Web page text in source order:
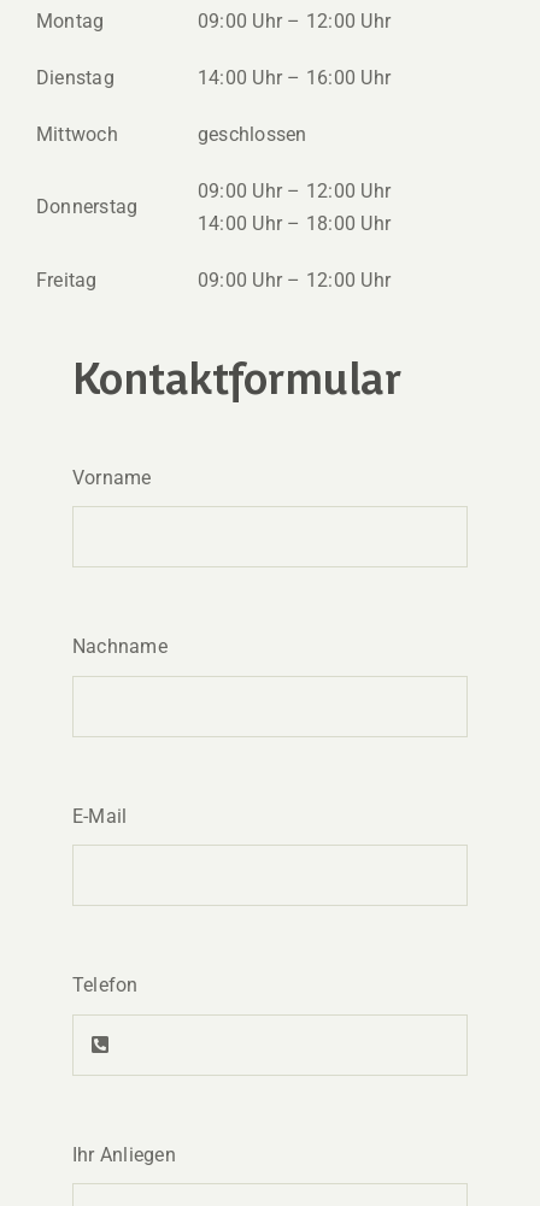
Montag 09:00 Uhr – 12:00 Uhr
Dienstag 14:00 Uhr – 16:00 Uhr
Mittwoch geschlossen
Donnerstag
09:00 Uhr – 12:00 Uhr
14:00 Uhr – 18:00 Uhr
Freitag 09:00 Uhr – 12:00 Uhr
Kontaktformular
Vorname
Nachname
E-Mail
Telefon
Ihr Anliegen